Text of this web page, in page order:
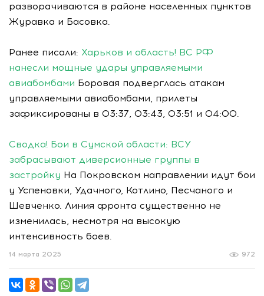
разворачиваются в районе населенных пунктов
Журавка и Басовка.
Ранее писали: Харьков и область! ВС РФ
нанесли мощные удары управляемыми
авиабомбами Боровая подверглась атакам
управляемыми авиабомбами, прилеты
зафиксированы в 03:37, 03:43, 03:51 и 04:00.
Сводка! Бои в Сумской области: ВСУ
забрасывают диверсионные группы в
застройку На Покровском направлении идут бои
у Успеновки, Удачного, Котлино, Песчаного и
Шевченко. Линия фронта существенно не
изменилась, несмотря на высокую
интенсивность боев.
972
14 марта 2025